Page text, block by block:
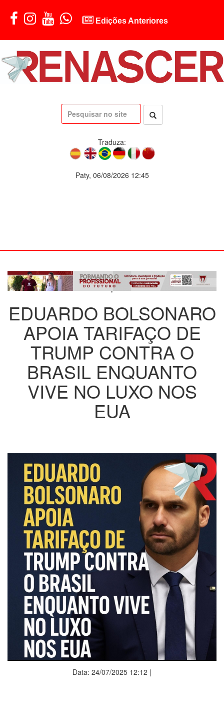
Edições Anteriores
Traduza:
Paty, 06/08/2026 12:45
EDUARDO BOLSONARO
APOIA TARIFAÇO DE
TRUMP CONTRA O
BRASIL ENQUANTO
VIVE NO LUXO NOS
EUA
Data: 24/07/2025 12:12 |